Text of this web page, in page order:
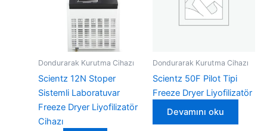
Dondurarak Kurutma Cihazı
Scientz 12N Stoper
Sistemli Laboratuvar
Freeze Dryer Liyofilizatör
Cihazı
Dondurarak Kurutma Cihazı
Scientz 50F Pilot Tipi
Freeze Dryer Liyofilizatör
Devamını oku